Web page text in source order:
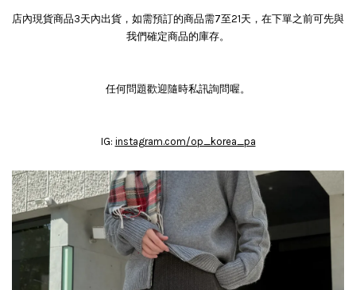
店內現貨商品3天內出貨，如需預訂的商品需7至21天，在下單之前可先與
我們確定商品的庫存。
任何問題歡迎隨時私訊詢問喔。
IG: instagram.com/op_korea_pa